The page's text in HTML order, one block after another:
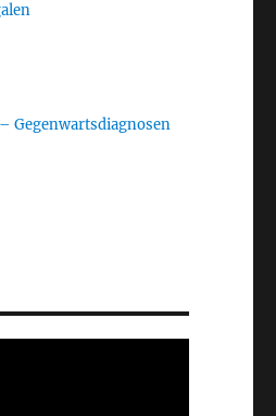
Gegenwartsdiagnosen